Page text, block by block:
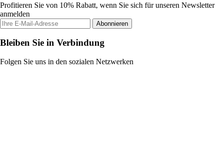
Profitieren Sie von 10% Rabatt, wenn Sie sich für unseren Newsletter
anmelden
Abonnieren
Bleiben Sie in Verbindung
Folgen Sie uns in den sozialen Netzwerken